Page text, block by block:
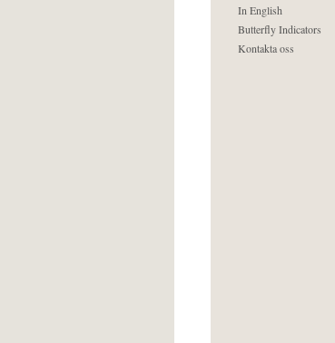
In English
Butterfly Indicators
Kontakta oss